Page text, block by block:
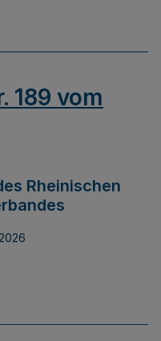
189 vom
Rheinischen